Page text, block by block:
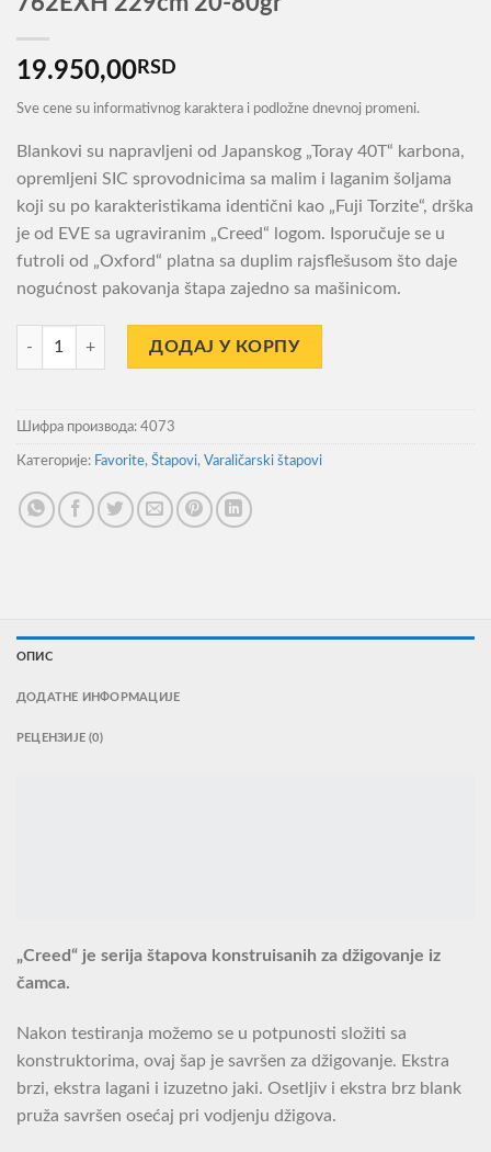
19.950,00RSD
Sve cene su informativnog karaktera i podložne dnevnoj promeni.
Blankovi su napravljeni od Japanskog „Toray 40T“ karbona,
opremljeni SIC sprovodnicima sa malim i laganim šoljama
koji su po karakteristikama identični kao „Fuji Torzite“, drška
je od EVE sa ugraviranim „Creed“ logom. Isporučuje se u
futroli od „Oxford“ platna sa duplim rajsflešusom što daje
nogućnost pakovanja štapa zajedno sa mašinicom.
Štap Za Pecanje Favorite Creed CRD-762EXH 229cm 20-80gr
ДОДАЈ У КОРПУ
Шифра производа: 4073
Категорије: Favorite, Štapovi, Varaličarski štapovi
ОПИС
ДОДАТНЕ ИНФОРМАЦИЈЕ
РЕЦЕНЗИЈЕ (0)
„Creed“ je serija štapova konstruisanih za džigovanje iz
čamca.
Nakon testiranja možemo se u potpunosti složiti sa
konstruktorima, ovaj šap je savršen za džigovanje. Ekstra
brzi, ekstra lagani i izuzetno jaki. Osetljiv i ekstra brz blank
pruža savršen osećaj pri vodjenju džigova.